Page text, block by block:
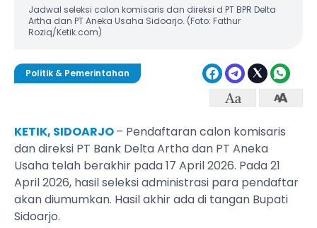
Jadwal seleksi calon komisaris dan direksi d PT BPR Delta
Artha dan PT Aneka Usaha Sidoarjo. (Foto: Fathur
Roziq/Ketik.com)
Politik & Pemerintahan
KETIK, SIDOARJO– Pendaftaran calon komisaris
dan direksi PT Bank Delta Artha dan PT Aneka
Usaha telah berakhir pada 17 April 2026. Pada 21
April 2026, hasil seleksi administrasi para pendaftar
akan diumumkan. Hasil akhir ada di tangan Bupati
Sidoarjo.